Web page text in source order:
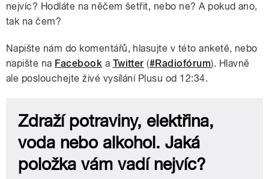
nejvíc? Hodláte na něčem šetřit, nebo ne? A pokud ano,
tak na čem?
Napište nám do komentářů, hlasujte v této anketě, nebo
napište na Facebook a Twitter (#Radiofórum). Hlavně
ale poslouchejte živé vysílání Plusu od 12:34.